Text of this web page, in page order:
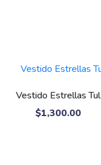
Vestido Estrellas Tul
$1,300.00